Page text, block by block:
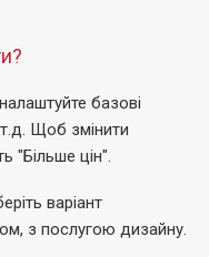
кампанії.
користь Вам і
значки
складається з
офсетному або
основи та кріплення у
налаштуйте базові
Щоб змінити
"Більше цін".
варіант
з послугою дизайну.